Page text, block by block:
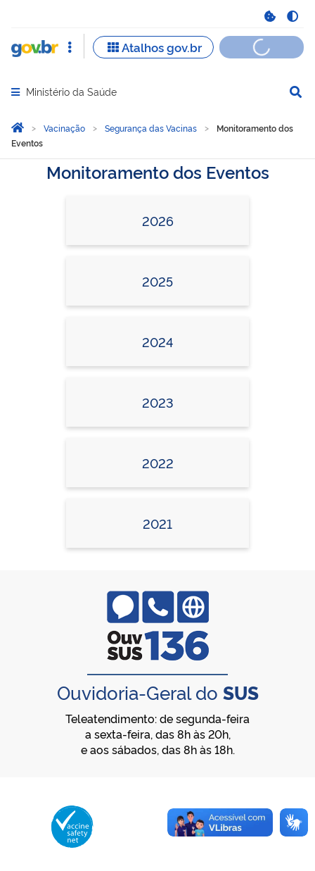
Abrir menu principal de navegação
Ministério da Saúde
Você está aqui:
Página Inicial
Vacinação Segurança das Vacinas
Monitoramento dos
Eventos
Monitoramento dos Eventos
2026
2025
2024
2023
2022
2021
Ouvidoria-Geral do SUS
Teleatendimento: de segunda-feira
a sexta-feira, das 8h às 20h,
e aos sábados, das 8h às 18h.
Membro da Vaccine Safety Net (VSN)
Organização Mundial da Saúde – OMS